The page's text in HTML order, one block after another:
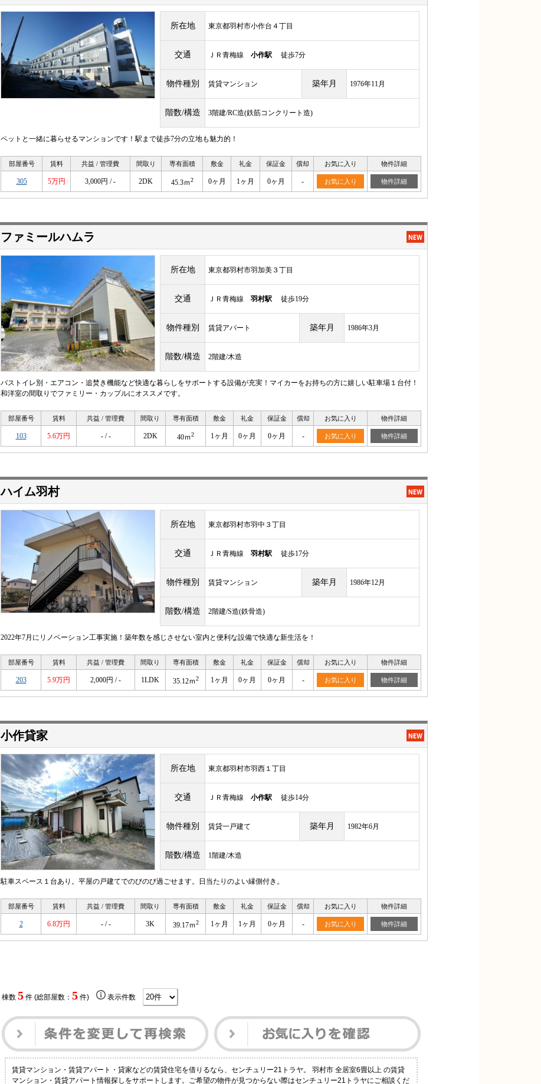
所在地 東京都羽村市小作台４丁目
交通 ＪＲ青梅線 小作駅 徒歩7分
物件種別 賃貸マンション 築年月 1976年11月
階数/構造 3階建/RC造(鉄筋コンクリート造)
ペットと一緒に暮らせるマンションです！駅まで徒歩7分の立地も魅力的！
部屋番号 賃料 共益 / 管理費 間取り 専有面積 敷金 礼金 保証金 償却 お気に入り 物件詳細
305 5万円 3,000円 / - 2DK 45.3ｍ2 0ヶ月 1ヶ月 0ヶ月 - お気に入り 物件詳細
ファミールハムラ
所在地 東京都羽村市羽加美３丁目
交通 ＪＲ青梅線 羽村駅 徒歩19分
物件種別 賃貸アパート 築年月 1986年3月
階数/構造 2階建/木造
バストイレ別・エアコン・追焚き機能など快適な暮らしをサポートする設備が充実！マイカーをお持ちの方に嬉しい駐車場１台付！
和洋室の間取りでファミリー・カップルにオススメです。
部屋番号 賃料 共益 / 管理費 間取り 専有面積 敷金 礼金 保証金 償却 お気に入り 物件詳細
103 5.6万円 - / - 2DK 40ｍ2 1ヶ月 0ヶ月 0ヶ月 - お気に入り 物件詳細
ハイム羽村
所在地 東京都羽村市羽中３丁目
交通 ＪＲ青梅線 羽村駅 徒歩17分
物件種別 賃貸マンション 築年月 1986年12月
階数/構造 2階建/S造(鉄骨造)
2022年7月にリノベーション工事実施！築年数を感じさせない室内と便利な設備で快適な新生活を！
部屋番号 賃料 共益 / 管理費 間取り 専有面積 敷金 礼金 保証金 償却 お気に入り 物件詳細
203 5.9万円 2,000円 / - 1LDK 35.12ｍ2 1ヶ月 0ヶ月 0ヶ月 - お気に入り 物件詳細
小作貸家
所在地 東京都羽村市羽西１丁目
交通 ＪＲ青梅線 小作駅 徒歩14分
物件種別 賃貸一戸建て 築年月 1982年6月
階数/構造 1階建/木造
駐車スペース１台あり。平屋の戸建てでのびのび過ごせます。日当たりのよい縁側付き。
部屋番号 賃料 共益 / 管理費 間取り 専有面積 敷金 礼金 保証金 償却 お気に入り 物件詳細
2 6.8万円 - / - 3K 39.17ｍ2 1ヶ月 1ヶ月 0ヶ月 - お気に入り 物件詳細
棟数 5件 (総部屋数： 5件) 表示件数
賃貸マンション・賃貸アパート・貸家などの賃貸住宅を借りるなら、センチュリー21トラヤ。 羽村市 全居室6畳以上 の賃貸
マンション・賃貸アパート情報探しをサポートします。ご希望の物件が見つからない際はセンチュリー21トラヤにご相談くだ